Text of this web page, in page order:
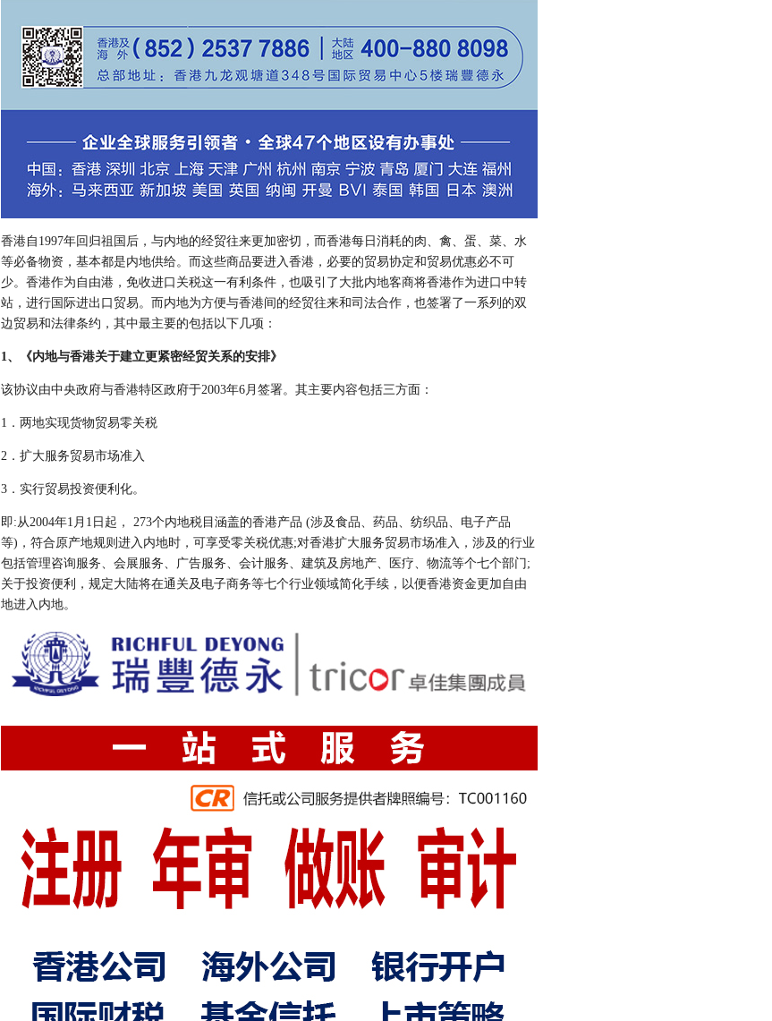
香港自1997年回归祖国后，与内地的经贸往来更加密切，而香港每日消耗的肉、禽、蛋、菜、水
等必备物资，基本都是内地供给。而这些商品要进入香港，必要的贸易协定和贸易优惠必不可
少。香港作为自由港，免收进口关税这一有利条件，也吸引了大批内地客商将香港作为进口中转
站，进行国际进出口贸易。而内地为方便与香港间的经贸往来和司法合作，也签署了一系列的双
边贸易和法律条约，其中最主要的包括以下几项：
1、《内地与香港关于建立更紧密经贸关系的安排》
该协议由中央政府与香港特区政府于2003年6月签署。其主要内容包括三方面：
1．两地实现货物贸易零关税
2．扩大服务贸易市场准入
3．实行贸易投资便利化。
即:从2004年1月1日起， 273个内地税目涵盖的香港产品 (涉及食品、药品、纺织品、电子产品
等)，符合原产地规则进入内地时，可享受零关税优惠;对香港扩大服务贸易市场准入，涉及的行业
包括管理咨询服务、会展服务、广告服务、会计服务、建筑及房地产、医疗、物流等个七个部门;
关于投资便利，规定大陆将在通关及电子商务等七个行业领域简化手续，以便香港资金更加自由
地进入内地。